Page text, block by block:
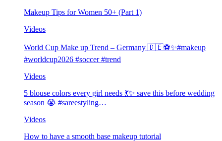
Makeup Tips for Women 50+ (Part 1)
Videos
World Cup Make up Trend – Germany 🇩🇪⚽️✨#makeup
#worldcup2026 #soccer #trend
Videos
5 blouse colors every girl needs 💃✨ save this before wedding
season 😭 #sareestyling…
Videos
How to have a smooth base makeup tutorial